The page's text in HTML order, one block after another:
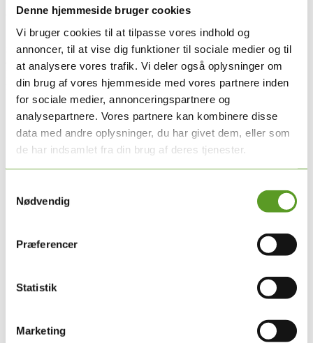
Denne hjemmeside bruger cookies
Vi bruger cookies til at tilpasse vores indhold og
annoncer, til at vise dig funktioner til sociale medier og til
at analysere vores trafik. Vi deler også oplysninger om
din brug af vores hjemmeside med vores partnere inden
for sociale medier, annonceringspartnere og
analysepartnere. Vores partnere kan kombinere disse
data med andre oplysninger, du har givet dem, eller som
de har indsamlet fra din brug af deres tjenester.
Nødvendig
Præferencer
Statistik
Marketing
31.01.2025
Så offentliggør vi to nye DMPG-retningslinjer. Begge kommer hver
især med en specifik implementeringsplan med oversigt over de
aktiviteter, der skal sørge for at retningslinjerne kommer ud at leve.
Inden længe kommer der dato for webinar hvor retningslinjerne
fremlægges med god tid til spørgsmål.
Se retningslinjerne her:
Udredning for depression hos børn, unge og voksne
Elektrokonvulsiv terapi hos patienter med
behandlingsresistent skizofreni